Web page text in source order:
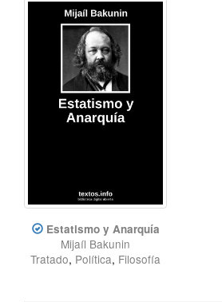
Estatismo y Anarquía
Mijaíl Bakunin
Tratado, Política, Filosofía